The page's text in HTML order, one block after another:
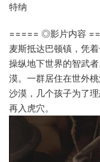
特纳
===== ◎影片内容
麦斯抵达巴顿镇，凭
操纵地下世界的智武
漠。一群居住在世外
沙漠，几个孩子为了
再入虎穴。